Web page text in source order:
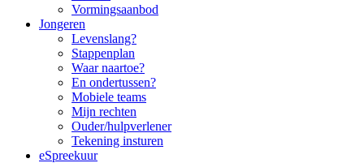
Vormingsaanbod
Jongeren
Levenslang?
Stappenplan
Waar naartoe?
En ondertussen?
Mobiele teams
Mijn rechten
Ouder/hulpverlener
Tekening insturen
eSpreekuur